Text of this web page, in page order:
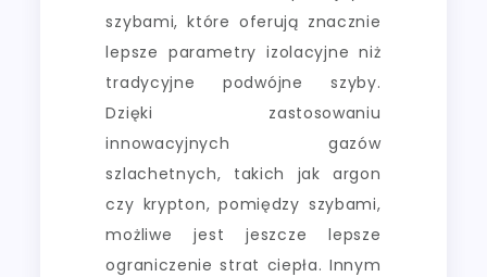
szybami, które oferują znacznie
lepsze parametry izolacyjne niż
tradycyjne podwójne szyby.
Dzięki zastosowaniu
innowacyjnych gazów
szlachetnych, takich jak argon
czy krypton, pomiędzy szybami,
możliwe jest jeszcze lepsze
ograniczenie strat ciepła. Innym